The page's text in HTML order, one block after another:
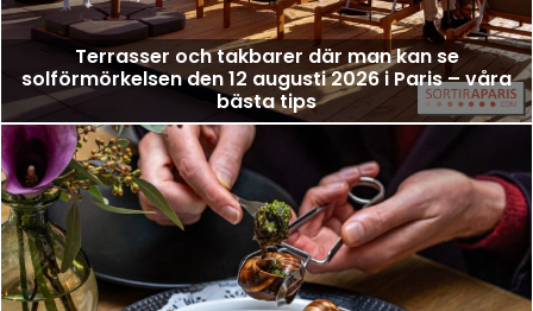
Terrasser och takbarer där man kan se
solförmörkelsen den 12 augusti 2026 i Paris – våra
bästa tips